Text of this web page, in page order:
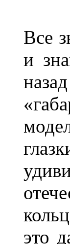
Все
и
это